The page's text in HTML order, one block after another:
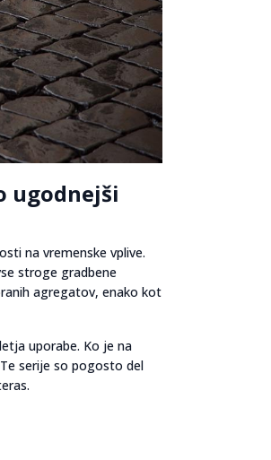
ugodnejši
na vremenske vplive.
stroge gradbene
agregatov, enako kot
uporabe. Ko je na
serije so pogosto del